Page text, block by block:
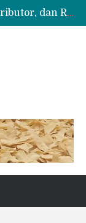
Pusatnya Agen, Grosir, Distributor, dan Reseller Puyur Koin
5 kg